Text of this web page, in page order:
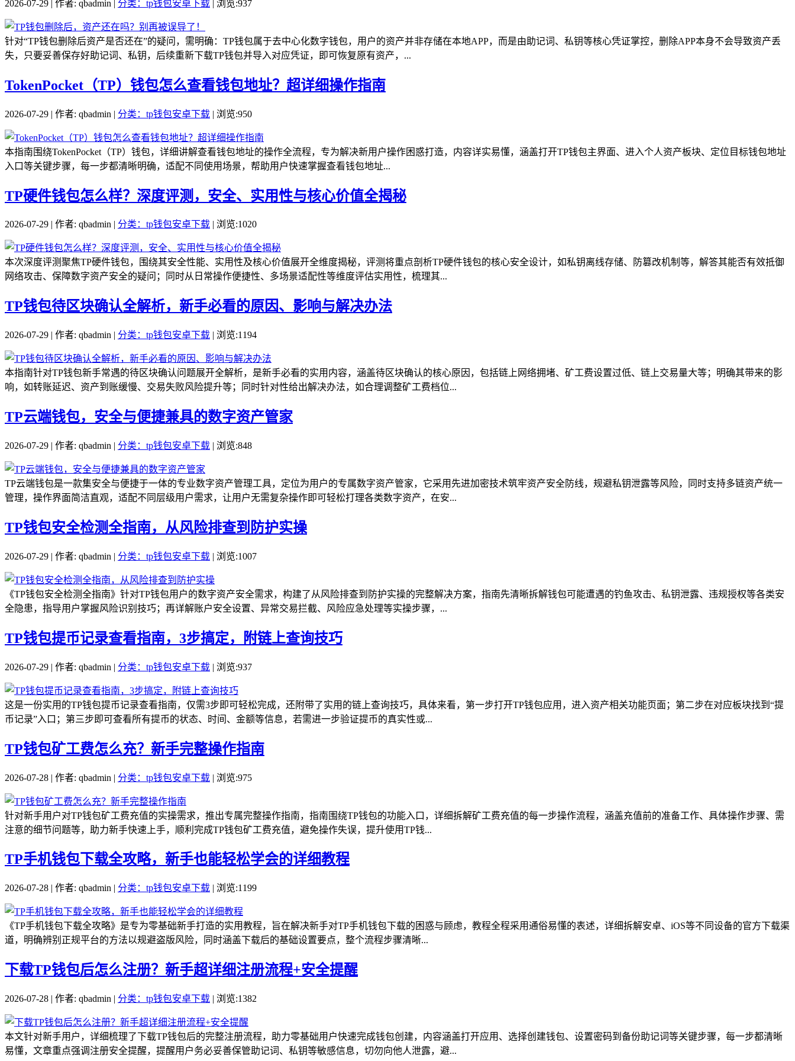
2026-07-29 | 作者: qbadmin | 分类：tp钱包安卓下载 | 浏览:937
针对“TP钱包删除后资产是否还在”的疑问，需明确：TP钱包属于去中心化数字钱包，用户的资产并非存储在本地APP，而是由助记词、私钥等核心凭证掌控，删除APP本身不会导致资产丢
失，只要妥善保存好助记词、私钥，后续重新下载TP钱包并导入对应凭证，即可恢复原有资产，...
TokenPocket（TP）钱包怎么查看钱包地址？超详细操作指南
2026-07-29 | 作者: qbadmin | 分类：tp钱包安卓下载 | 浏览:950
本指南围绕TokenPocket（TP）钱包，详细讲解查看钱包地址的操作全流程，专为解决新用户操作困惑打造，内容详实易懂，涵盖打开TP钱包主界面、进入个人资产板块、定位目标钱包地址
入口等关键步骤，每一步都清晰明确，适配不同使用场景，帮助用户快速掌握查看钱包地址...
TP硬件钱包怎么样？深度评测，安全、实用性与核心价值全揭秘
2026-07-29 | 作者: qbadmin | 分类：tp钱包安卓下载 | 浏览:1020
本次深度评测聚焦TP硬件钱包，围绕其安全性能、实用性及核心价值展开全维度揭秘，评测将重点剖析TP硬件钱包的核心安全设计，如私钥离线存储、防篡改机制等，解答其能否有效抵御
网络攻击、保障数字资产安全的疑问；同时从日常操作便捷性、多场景适配性等维度评估实用性，梳理其...
TP钱包待区块确认全解析，新手必看的原因、影响与解决办法
2026-07-29 | 作者: qbadmin | 分类：tp钱包安卓下载 | 浏览:1194
本指南针对TP钱包新手常遇的待区块确认问题展开全解析，是新手必看的实用内容，涵盖待区块确认的核心原因，包括链上网络拥堵、矿工费设置过低、链上交易量大等；明确其带来的影
响，如转账延迟、资产到账缓慢、交易失败风险提升等；同时针对性给出解决办法，如合理调整矿工费档位...
TP云端钱包，安全与便捷兼具的数字资产管家
2026-07-29 | 作者: qbadmin | 分类：tp钱包安卓下载 | 浏览:848
TP云端钱包是一款集安全与便捷于一体的专业数字资产管理工具，定位为用户的专属数字资产管家，它采用先进加密技术筑牢资产安全防线，规避私钥泄露等风险，同时支持多链资产统一
管理，操作界面简洁直观，适配不同层级用户需求，让用户无需复杂操作即可轻松打理各类数字资产，在安...
TP钱包安全检测全指南，从风险排查到防护实操
2026-07-29 | 作者: qbadmin | 分类：tp钱包安卓下载 | 浏览:1007
《TP钱包安全检测全指南》针对TP钱包用户的数字资产安全需求，构建了从风险排查到防护实操的完整解决方案，指南先清晰拆解钱包可能遭遇的钓鱼攻击、私钥泄露、违规授权等各类安
全隐患，指导用户掌握风险识别技巧；再详解账户安全设置、异常交易拦截、风险应急处理等实操步骤，...
TP钱包提币记录查看指南，3步搞定，附链上查询技巧
2026-07-29 | 作者: qbadmin | 分类：tp钱包安卓下载 | 浏览:937
这是一份实用的TP钱包提币记录查看指南，仅需3步即可轻松完成，还附带了实用的链上查询技巧，具体来看，第一步打开TP钱包应用，进入资产相关功能页面；第二步在对应板块找到“提
币记录”入口；第三步即可查看所有提币的状态、时间、金额等信息，若需进一步验证提币的真实性或...
TP钱包矿工费怎么充？新手完整操作指南
2026-07-28 | 作者: qbadmin | 分类：tp钱包安卓下载 | 浏览:975
针对新手用户对TP钱包矿工费充值的实操需求，推出专属完整操作指南，指南围绕TP钱包的功能入口，详细拆解矿工费充值的每一步操作流程，涵盖充值前的准备工作、具体操作步骤、需
注意的细节问题等，助力新手快速上手，顺利完成TP钱包矿工费充值，避免操作失误，提升使用TP钱...
TP手机钱包下载全攻略，新手也能轻松学会的详细教程
2026-07-28 | 作者: qbadmin | 分类：tp钱包安卓下载 | 浏览:1199
《TP手机钱包下载全攻略》是专为零基础新手打造的实用教程，旨在解决新手对TP手机钱包下载的困惑与顾虑，教程全程采用通俗易懂的表述，详细拆解安卓、iOS等不同设备的官方下载渠
道，明确辨别正规平台的方法以规避盗版风险，同时涵盖下载后的基础设置要点，整个流程步骤清晰...
下载TP钱包后怎么注册？新手超详细注册流程+安全提醒
2026-07-28 | 作者: qbadmin | 分类：tp钱包安卓下载 | 浏览:1382
本文针对新手用户，详细梳理了下载TP钱包后的完整注册流程，助力零基础用户快速完成钱包创建，内容涵盖打开应用、选择创建钱包、设置密码到备份助记词等关键步骤，每一步都清晰
易懂，文章重点强调注册安全提醒，提醒用户务必妥善保管助记词、私钥等敏感信息，切勿向他人泄露，避...